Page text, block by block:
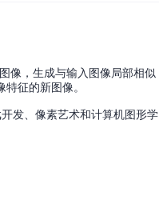
像，生成与输入图像局部相似
征的新图像。
发、像素艺术和计算机图形学